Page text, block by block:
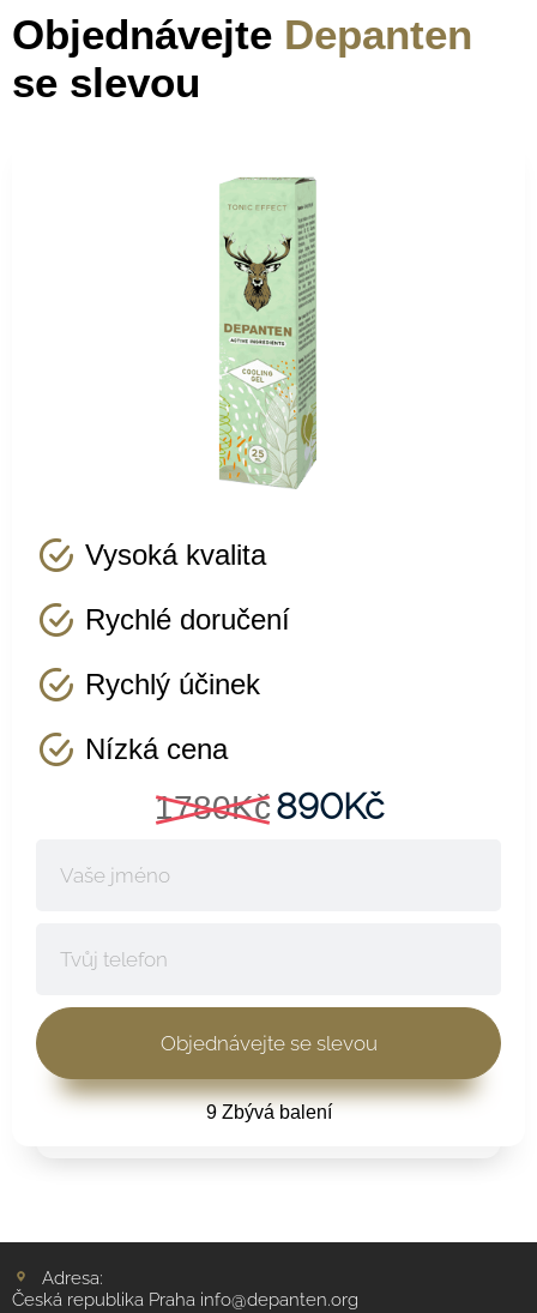
Objednávejte Depanten
se slevou
Vysoká kvalita
Rychlé doručení
Rychlý účinek
Nízká cena
1780Kč890Kč
9 Zbývá balení
Adresa:
Česká republika Praha info@depanten.org